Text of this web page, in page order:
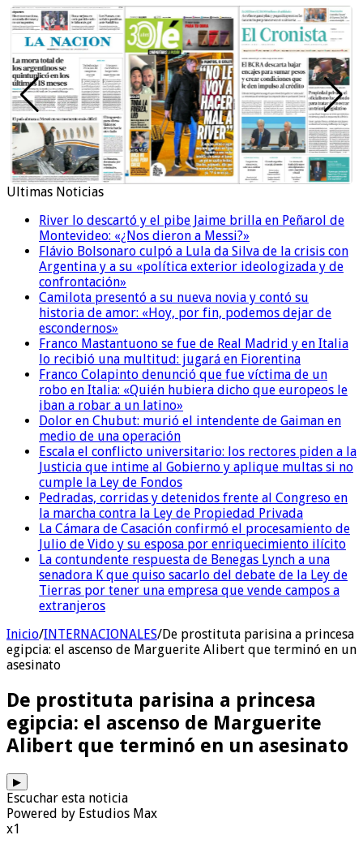
Ultimas Noticias
River lo descartó y el pibe Jaime brilla en Peñarol de
Montevideo: «¿Nos dieron a Messi?»
Flávio Bolsonaro culpó a Lula da Silva de la crisis con
Argentina y a su «política exterior ideologizada y de
confrontación»
Camilota presentó a su nueva novia y contó su
historia de amor: «Hoy, por fin, podemos dejar de
escondernos»
Franco Mastantuono se fue de Real Madrid y en Italia
lo recibió una multitud: jugará en Fiorentina
Franco Colapinto denunció que fue víctima de un
robo en Italia: «Quién hubiera dicho que europeos le
iban a robar a un latino»
Dolor en Chubut: murió el intendente de Gaiman en
medio de una operación
Escala el conflicto universitario: los rectores piden a la
Justicia que intime al Gobierno y aplique multas si no
cumple la Ley de Fondos
Pedradas, corridas y detenidos frente al Congreso en
la marcha contra la Ley de Propiedad Privada
La Cámara de Casación confirmó el procesamiento de
Julio de Vido y su esposa por enriquecimiento ilícito
La contundente respuesta de Benegas Lynch a una
senadora K que quiso sacarlo del debate de la Ley de
Tierras por tener una empresa que vende campos a
extranjeros
Inicio/INTERNACIONALES/De prostituta parisina a princesa
egipcia: el ascenso de Marguerite Alibert que terminó en un
asesinato
De prostituta parisina a princesa
egipcia: el ascenso de Marguerite
Alibert que terminó en un asesinato
▶
Escuchar esta noticia
Powered by Estudios Max
x1